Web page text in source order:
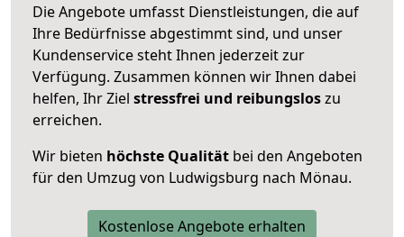
Die Angebote umfasst Dienstleistungen, die auf
Ihre Bedürfnisse abgestimmt sind, und unser
Kundenservice steht Ihnen jederzeit zur
Verfügung. Zusammen können wir Ihnen dabei
helfen, Ihr Ziel stressfrei und reibungsloszu
erreichen.
Wir bieten höchste Qualität bei den Angeboten
für den Umzug von Ludwigsburg nach Mönau.
Kostenlose Angebote erhalten